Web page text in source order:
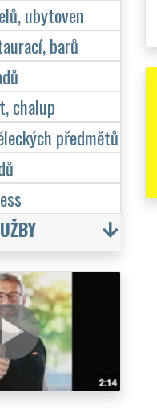
ubytoven
barů
chalup
předmětů